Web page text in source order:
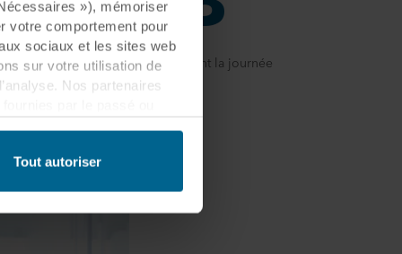
»), mémoriser
votre comportement pour
sociaux et les sites web
sur votre utilisation de
Nos partenaires
que ce transfert est
Tout autoriser
sonore recommandé pendant la journée